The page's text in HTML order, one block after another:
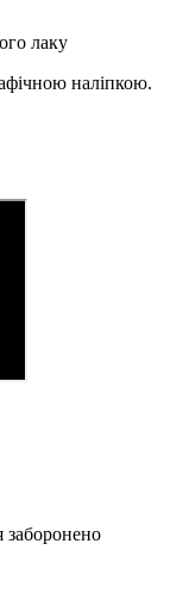
лаку
наліпкою.
заборонено